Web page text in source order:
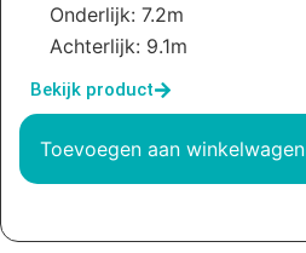
Onderlijk: 7.2m
Achterlijk: 9.1m
Bekijk product
Toevoegen aan winkelwagen